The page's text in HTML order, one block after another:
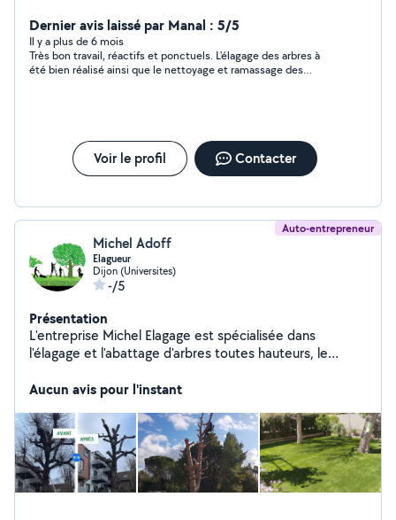
Dernier avis laissé par Manal : 5/5
Il y a plus de 6 mois
Très bon travail, réactifs et ponctuels. L'élagage des arbres à
été bien réalisé ainsi que le nettoyage et ramassage des
Voir le profil Contacter
Auto-entrepreneur
Michel Adoff
Elagueur
Dijon (Universites)
-/5
Présentation
L'entreprise Michel Elagage est spécialisée dans
l'élagage et l'abattage d'arbres toutes hauteurs, le
aux activités paysagères.
Aucun avis pour l'instant